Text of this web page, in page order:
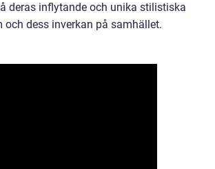
deras inflytande och unika stilistiska
dess inverkan på samhället.